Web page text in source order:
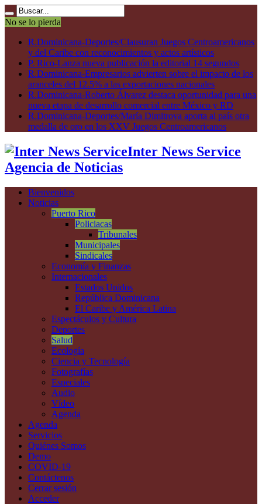
No se lo pierda
R.Dominicana-Deportes/Clausuran Juegos Centroamericanos
y del Caribe con reconocimientos y actos artísticos
P. Rico-Lanza nueva publicación la editorial 14 segundos
R.Dominicana-Empresarios advierten sobre el impacto de los
aranceles del 12.5% a las exportaciones nacionales
R.Dominicana-Roberto Álvarez destaca oportunidad para una
nueva etapa de desarrollo comercial entre México y RD
R.Dominicana-Deportes/María Dimitrova aporta al país otra
medalla de oro en los XXV Juegos Centroamericanos
Inter News Service
Agencia de Noticias
Bienvenidos
Noticias
Puerto Rico
Policiacas
Tribunales
Municipales
Sindicales
Economía y Finanzas
Internacionales
Estados Unidos
República Dominicana
El Caribe y América Latina
Espectáculos y Cultura
Deportes
Salud
Ecología
Ciencia y Tecnología
Fotografías
Especiales
Audio
Vídeo
Agenda
Agenda
Servicios
Quiénes Somos
Demo
COVID-19
Contáctenos
Cerrar sesión
Acceder